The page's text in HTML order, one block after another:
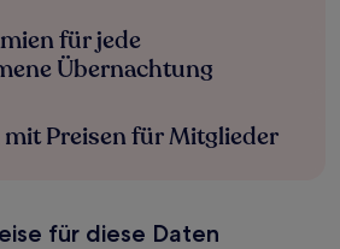
für jede
Übernachtung
Preisen für Mitglieder
für diese Daten